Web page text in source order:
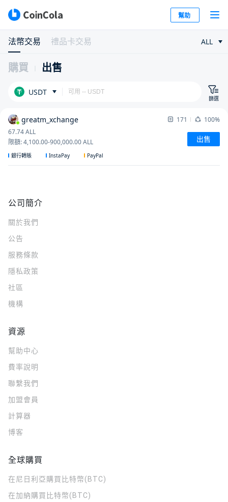
幫助
法幣交易 禮品卡交易 ALL
購買 出售
USDT
篩選
greatm_xchange 171
100%
67.74ALL
限額:4,100.00-900,000.00ALL 出售
銀行轉賬 InstaPay PayPal
公司簡介
關於我們
公告
服務條款
隱私政策
社區
機構
資源
幫助中心
費率說明
聯繫我們
加盟會員
計算器
博客
全球購買
在尼日利亞購買比特幣(BTC)
在加納購買比特幣(BTC)